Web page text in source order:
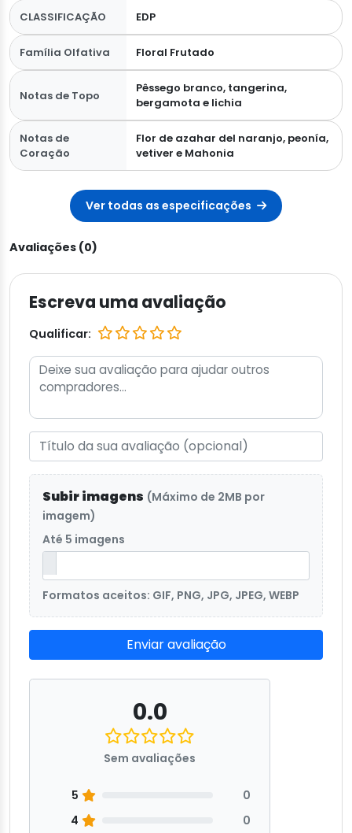
CLASSIFICAÇÃO EDP
Família Olfativa Floral Frutado
Notas de Topo
Pêssego branco, tangerina,
bergamota e lichia
Notas de
Coração
Flor de azahar del naranjo, peonía,
vetiver e Mahonia
Ver todas as especificações
Avaliações (0)
Escreva uma avaliação
Qualificar:
Subir imagens (Máximo de 2MB por
imagem)
Até 5 imagens
Formatos aceitos: GIF, PNG, JPG, JPEG, WEBP
Enviar avaliação
0.0
Sem avaliações
5
0
4
0